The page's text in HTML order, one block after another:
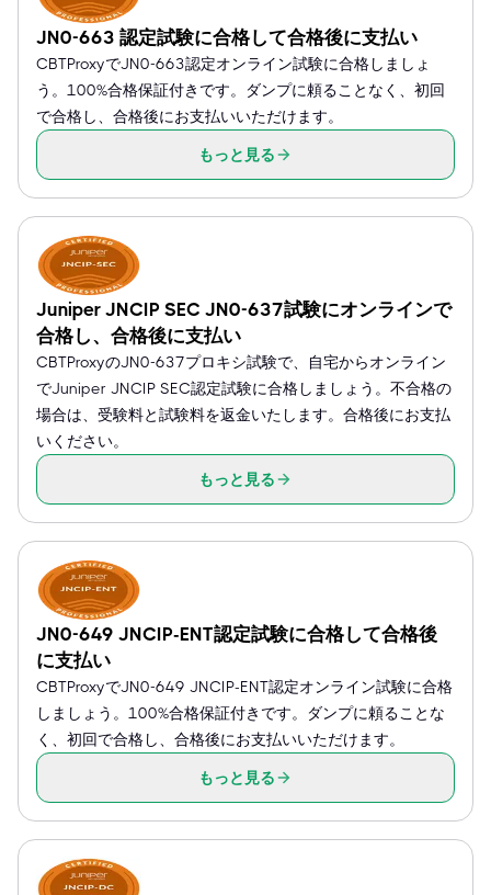
JN0-663 認定試験に合格して合格後に支払い
CBTProxyでJN0-663認定オンライン試験に合格しましょ
う。100%合格保証付きです。ダンプに頼ることなく、初回
で合格し、合格後にお支払いいただけます。
もっと見る
Juniper JNCIP SEC JN0-637試験にオンラインで
合格し、合格後に支払い
CBTProxyのJN0-637プロキシ試験で、自宅からオンライン
でJuniper JNCIP SEC認定試験に合格しましょう。不合格の
場合は、受験料と試験料を返金いたします。合格後にお支払
いください。
もっと見る
JN0-649 JNCIP-ENT認定試験に合格して合格後
に支払い
CBTProxyでJN0-649 JNCIP-ENT認定オンライン試験に合格
しましょう。100%合格保証付きです。ダンプに頼ることな
く、初回で合格し、合格後にお支払いいただけます。
もっと見る